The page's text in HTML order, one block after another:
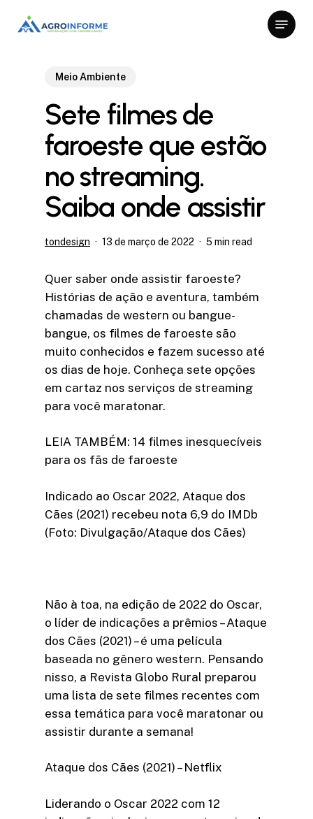
Menu
Meio Ambiente
Sete filmes de
faroeste que estão
no streaming.
Saiba onde assistir
tondesign 13 de março de 2022 5 min read
Quer saber onde assistir faroeste?
Histórias de ação e aventura, também
chamadas de western ou bangue-
bangue, os filmes de faroeste são
muito conhecidos e fazem sucesso até
os dias de hoje. Conheça sete opções
em cartaz nos serviços de streaming
para você maratonar.
LEIA TAMBÉM: 14 filmes inesquecíveis
para os fãs de faroeste
Indicado ao Oscar 2022, Ataque dos
Cães (2021) recebeu nota 6,9 do IMDb
(Foto: Divulgação/Ataque dos Cães)
Não à toa, na edição de 2022 do Oscar,
o líder de indicações a prêmios – Ataque
dos Cães (2021) – é uma película
baseada no gênero western. Pensando
nisso, a Revista Globo Rural preparou
uma lista de sete filmes recentes com
essa temática para você maratonar ou
assistir durante a semana!
Ataque dos Cães (2021) – Netflix
Liderando o Oscar 2022 com 12